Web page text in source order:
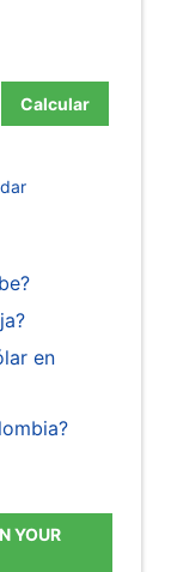
Calcular
en
YOUR